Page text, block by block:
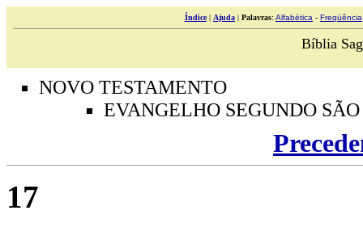
Índice| Ajuda | Palavras: Alfabética - Freqüência
Bíblia
NOVO TESTAMENTO
EVANGELHO SEGUNDO
17